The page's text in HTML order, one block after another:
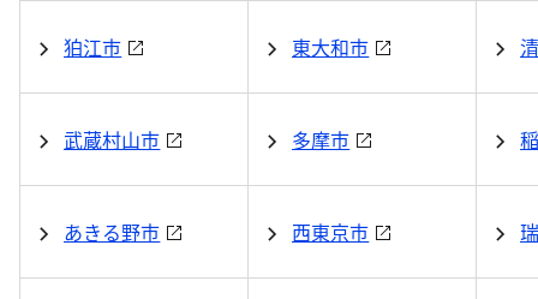
狛江市 東大和市
武蔵村山市 多摩市
あきる野市 西東京市